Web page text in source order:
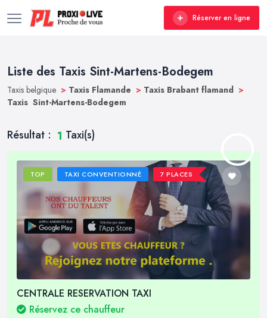
Réserver en ligne
Liste des Taxis Sint-Martens-Bodegem
Taxis belgique > Taxis Flamande > Taxis Brabant flamand >
Taxis Sint-Martens-Bodegem
Résultat : 1 Taxi(s)
TOP TAXI CONVENTIONNÉ 7 PLACES
CENTRALE RESERVATION TAXI
Réservez ce chauffeur